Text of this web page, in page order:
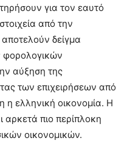
για τον εαυτό
από την
δείγμα
αύξηση της
των επιχειρήσεων από
η ελληνική οικονομία. Η
αρκετά πιο περίπλοκη
οικονομικών.